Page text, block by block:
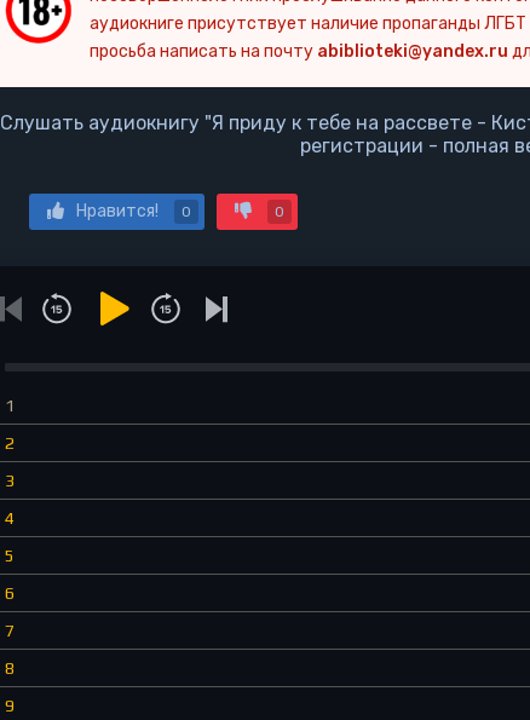
аудиокниге присутствует наличие пропаганды
просьба написать на почту abiblioteki@yandex.ru
Слушать аудиокнигу "Я приду к тебе на рассвете -
регистрации - полная
Нравится! 0 0
1
2
3
4
5
6
7
8
9